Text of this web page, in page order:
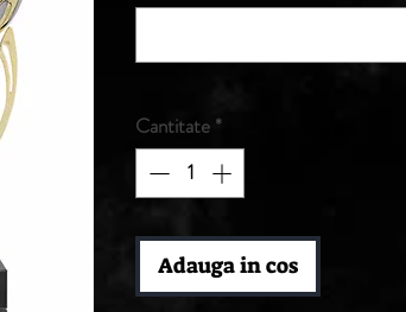
Cantitate *
Adauga in cos